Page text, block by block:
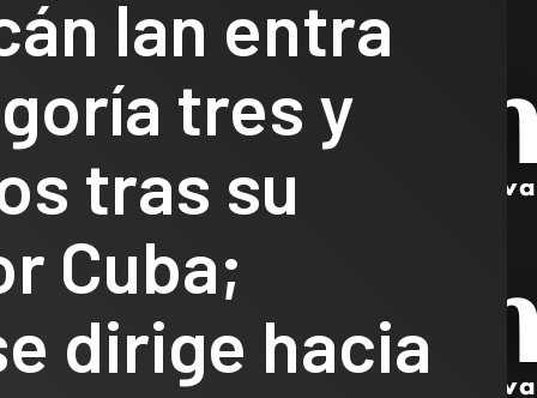
Ian entra
tres y
tras su
Cuba;
dirige hacia